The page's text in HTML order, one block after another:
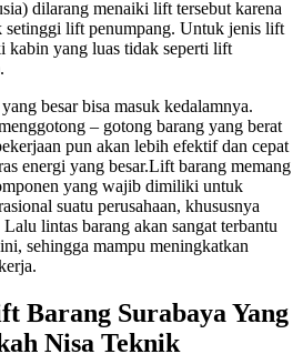
dilarang menaiki lift tersebut karena
setinggi lift penumpang. Untuk jenis lift
kabin yang luas tidak seperti lift
besar bisa masuk kedalamnya.
– gotong barang yang berat
pun akan lebih efektif dan cepat
energi yang besar.Lift barang memang
yang wajib dimiliki untuk
suatu perusahaan, khususnya
lintas barang akan sangat terbantu
sehingga mampu meningkatkan
Barang Surabaya Yang
Nisa Teknik